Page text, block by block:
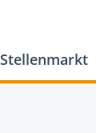
Stellenmarkt